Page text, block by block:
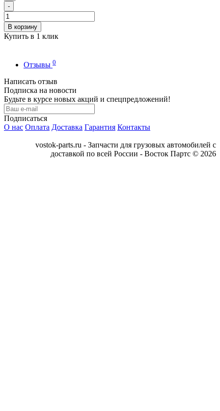
-
В корзину
Купить в 1 клик
Отзывы 0
Написать отзыв
Подписка на новости
Будьте в курсе новых акций и спецпредложений!
Подписаться
О нас Оплата Доставка Гарантия Контакты
vostok-parts.ru - Запчасти для грузовых автомобилей с
доставкой по всей России - Восток Партс © 2026